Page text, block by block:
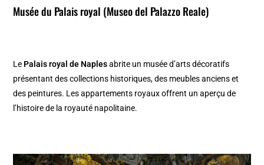
Musée du Palais royal (Museo del Palazzo Reale)
Le Palais royal de Naplesabrite un musée d’arts décoratifs
présentant des collections historiques, des meubles anciens et
des peintures. Les appartements royaux offrent un aperçu de
l’histoire de la royauté napolitaine.